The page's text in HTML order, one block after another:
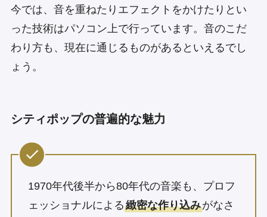
今では、音を重ねたりエフェクトをかけたりとい
った技術はパソコン上で行っています。音のこだ
わり方も、現在に通じるものがあるといえるでし
ょう。
シティポップの普遍的な魅力
1970年代後半から80年代の音楽も、プロフ
ェッショナルによる緻密な作り込みがなさ